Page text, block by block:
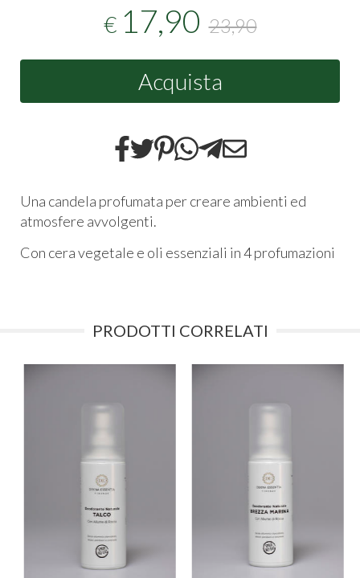
€ 17,90 23,90
Acquista
Una candela profumata per creare ambienti ed
atmosfere avvolgenti.
Con cera vegetale e oli essenziali in 4 profumazioni
PRODOTTI CORRELATI